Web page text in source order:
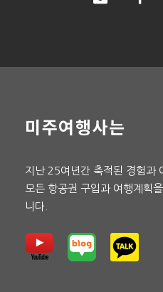
미주여행사는
지난 25여년간 축적된 경험과
모든 항공권 구입과 여행계획
니다.